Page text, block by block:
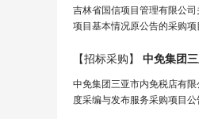
吉林省国信项目管理有限公
项目基本情况原公告的采购
【招标采购】
中免集团三亚市内免税店有
度采编与发布服务采购项目